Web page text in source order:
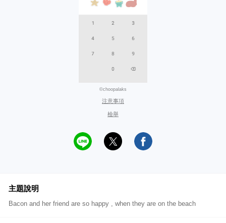
©choopalaks
注意事項
檢舉
主題說明
Bacon and her friend are so happy , when they are on the beach